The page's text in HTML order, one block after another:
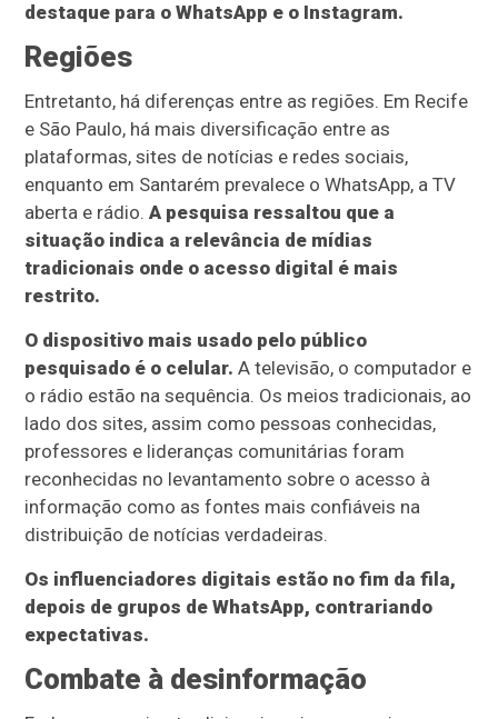
destaque para o WhatsApp e o Instagram.
Regiões
Entretanto, há diferenças entre as regiões. Em Recife
e São Paulo, há mais diversificação entre as
plataformas, sites de notícias e redes sociais,
enquanto em Santarém prevalece o WhatsApp, a TV
aberta e rádio.A pesquisa ressaltou que a
situação indica a relevância de mídias
tradicionais onde o acesso digital é mais
restrito.
O dispositivo mais usado pelo público
pesquisado é o celular. A televisão, o computador e
o rádio estão na sequência. Os meios tradicionais, ao
lado dos sites, assim como pessoas conhecidas,
professores e lideranças comunitárias foram
reconhecidas no levantamento sobre o acesso à
informação como as fontes mais confiáveis na
distribuição de notícias verdadeiras.
Os influenciadores digitais estão no fim da fila,
depois de grupos de WhatsApp, contrariando
expectativas.
Combate à desinformação